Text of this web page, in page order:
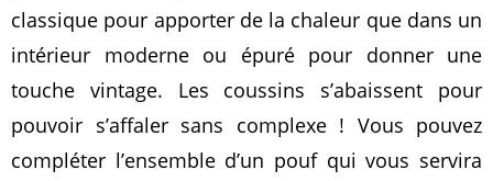
classique pour apporter de la chaleur que dans un
intérieur moderne ou épuré pour donner une
touche vintage. Les coussins s’abaissent pour
pouvoir s’affaler sans complexe ! Vous pouvez
compléter l’ensemble d’un pouf qui vous servira